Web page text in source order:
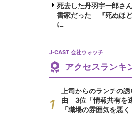
死去した丹羽宇一郎さ
書家だった 『死ぬほ
に
J-CAST 会社ウォッチ
アクセスランキ
上司からのランチの
由 3位「情報共有を
「職場の雰囲気を悪